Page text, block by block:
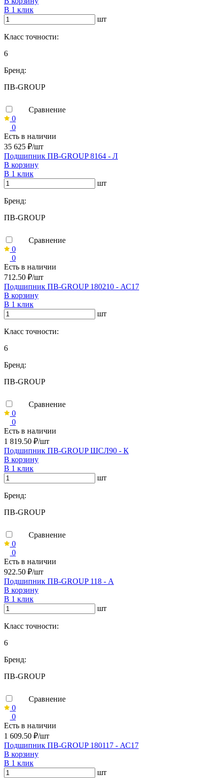
В 1 клик
шт
Класс точности:
6
Бренд:
ПВ-GROUP
Сравнение
0
0
Есть в наличии
35 625 ₽/шт
Подшипник ПВ-GROUP 8164 - Л
В корзину
В 1 клик
шт
Бренд:
ПВ-GROUP
Сравнение
0
0
Есть в наличии
712.50 ₽/шт
Подшипник ПВ-GROUP 180210 - АС17
В корзину
В 1 клик
шт
Класс точности:
6
Бренд:
ПВ-GROUP
Сравнение
0
0
Есть в наличии
1 819.50 ₽/шт
Подшипник ПВ-GROUP ШСЛ90 - К
В корзину
В 1 клик
шт
Бренд:
ПВ-GROUP
Сравнение
0
0
Есть в наличии
922.50 ₽/шт
Подшипник ПВ-GROUP 118 - А
В корзину
В 1 клик
шт
Класс точности:
6
Бренд:
ПВ-GROUP
Сравнение
0
0
Есть в наличии
1 609.50 ₽/шт
Подшипник ПВ-GROUP 180117 - АС17
В корзину
В 1 клик
шт